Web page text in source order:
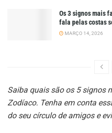
Os 3 signos mais
fala pelas costas
MARÇO 14, 2026
Saiba quais são os 5 signos
Zodíaco. Tenha em conta
do seu círculo de amigos e